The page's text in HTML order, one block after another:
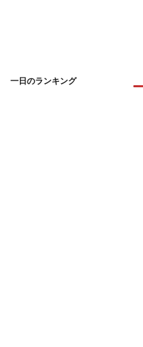
一日のランキング